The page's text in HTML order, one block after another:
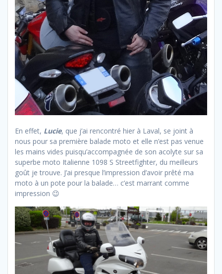
En effet, Lucie, que j’ai rencontré hier à Laval, se joint à
nous pour sa première balade moto et elle n’est pas venue
les mains vides puisqu’accompagnée de son acolyte sur sa
superbe moto Italienne 1098 S Streetfighter, du meilleurs
goût je trouve. J’ai presque l’impression d’avoir prêté ma
moto à un pote pour la balade… c’est marrant comme
impression 😉